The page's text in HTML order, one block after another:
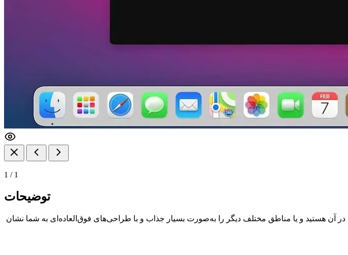
1 / 1
توضیحات
هستید و یا مناطق مختلف دیگر را به‌صورت بسیار جذاب و با طراحی‌های فوق‌العاده‌ای به شما نشان